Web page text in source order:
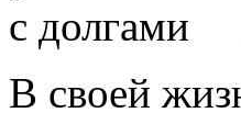
В своей